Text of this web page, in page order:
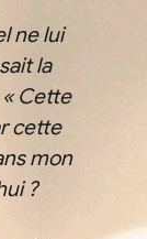
ne lui
la
Cette
cette
mon
?